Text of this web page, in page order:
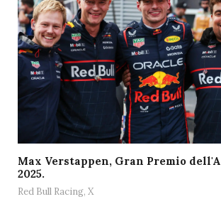
Max Verstappen, Gran Premio
2025.
Red Bull Racing, X